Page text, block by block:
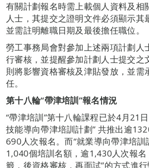
有關計劃報名時需上載個人資料及相
人士，其提交之證明文件必須顯示其
並需註明離職日期及最後擔任職位。
勞工事務局會對參加上述兩項計劃人
行審核，並提醒參加計劃人士提交之
則將影響資格審核及津貼發放，並需
任。
第十八輪“帶津培訓”報名情況
“帶津培訓”第十八輪課程已於4月21
技能導向帶津培訓計劃” 共推出逾
690人次報名。而“就業導向帶津培訓
1,040個培訓名額，逾1,430人次報名
籤，後資格審核，再面試”的方式進行